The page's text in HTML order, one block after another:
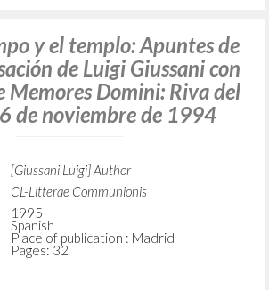
y el templo: Apuntes de
de Luigi Giussani con
Memores Domini: Riva del
de noviembre de 1994
[Giussani Luigi] Author
CL-Litterae Communionis
1995
Spanish
Place of publication : Madrid
Pages: 32